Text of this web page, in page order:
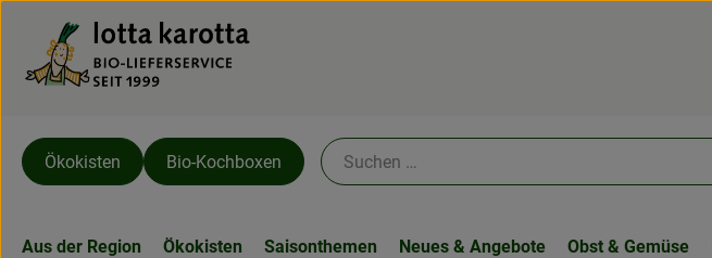
Ökokisten Bio-Kochboxen
Aus der Region Ökokisten Saisonthemen Neues & Angebote Obst & Gemüse